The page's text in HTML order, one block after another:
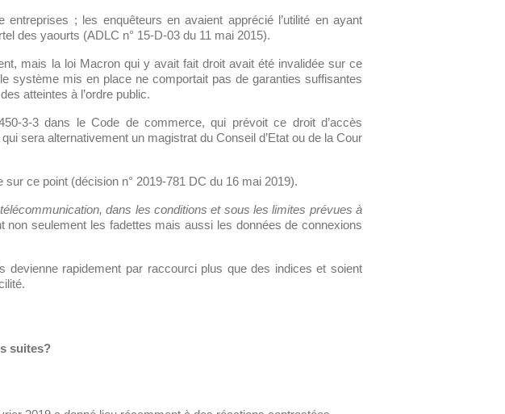
entreprises ; les enquêteurs en avaient apprécié l’utilité en ayant
des yaourts (ADLC n° 15-D-03 du 11 mai 2015).
mais la loi Macron qui y avait fait droit avait été invalidée sur ce
système mis en place ne comportait pas de garanties suffisantes
atteintes à l’ordre public.
3-3 dans le Code de commerce, qui prévoit ce droit d’accès
qui sera alternativement un magistrat du Conseil d’Etat ou de la Cour
ce point (décision n° 2019-781 DC du 16 mai 2019).
dans les conditions et sous les limites prévues à
non seulement les fadettes mais aussi les données de connexions
devienne rapidement par raccourci plus que des indices et soient
suites?